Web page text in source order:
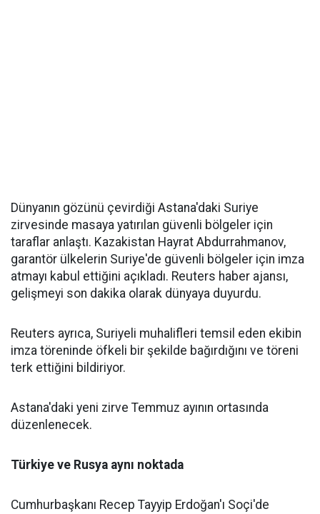
Dünyanın gözünü çevirdiği Astana'daki Suriye
zirvesinde masaya yatırılan güvenli bölgeler için
taraflar anlaştı. Kazakistan Hayrat Abdurrahmanov,
garantör ülkelerin Suriye'de güvenli bölgeler için imza
atmayı kabul ettiğini açıkladı. Reuters haber ajansı,
gelişmeyi son dakika olarak dünyaya duyurdu.
Reuters ayrıca, Suriyeli muhalifleri temsil eden ekibin
imza töreninde öfkeli bir şekilde bağırdığını ve töreni
terk ettiğini bildiriyor.
Astana'daki yeni zirve Temmuz ayının ortasında
düzenlenecek.
Türkiye ve Rusya aynı noktada
Cumhurbaşkanı Recep Tayyip Erdoğan'ı Soçi'de